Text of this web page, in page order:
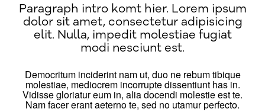
Paragraph intro komt hier. Lorem ipsum
dolor sit amet, consectetur adipisicing
elit. Nulla, impedit molestiae fugiat
modi nesciunt est.
Democritum inciderint nam ut, duo ne rebum tibique
molestiae, mediocrem incorrupte dissentiunt has in.
Vidisse gloriatur eum in, alia docendi molestie est te.
Nam facer erant aeterno te, sed no utamur perfecto.